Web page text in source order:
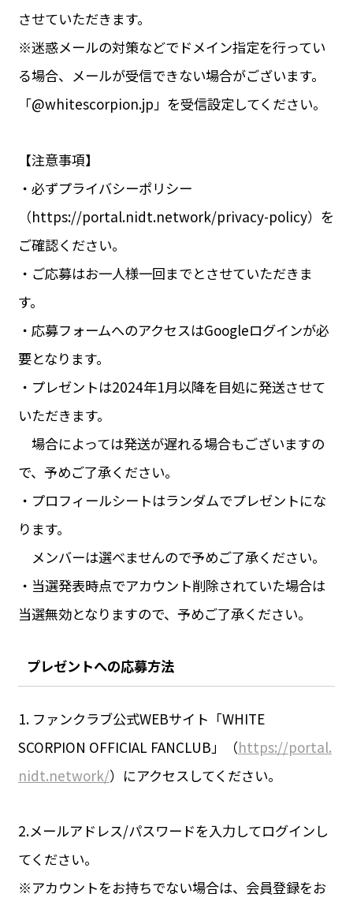
させていただきます。
※迷惑メールの対策などでドメイン指定を行ってい
る場合、メールが受信できない場合がございます。
「@whitescorpion.jp」を受信設定してください。
【注意事項】
・必ずプライバシーポリシー
（https://portal.nidt.network/privacy-policy）を
ご確認ください。
・ご応募はお一人様一回までとさせていただきま
す。
・応募フォームへのアクセスはGoogleログインが必
要となります。
・プレゼントは2024年1月以降を目処に発送させて
いただきます。
場合によっては発送が遅れる場合もございますの
で、予めご了承ください。
・プロフィールシートはランダムでプレゼントにな
ります。
メンバーは選べませんので予めご了承ください。
・当選発表時点でアカウント削除されていた場合は
当選無効となりますので、予めご了承ください。
プレゼントへの応募方法
1. ファンクラブ公式WEBサイト「WHITE
SCORPION OFFICIAL FANCLUB」（https://portal.
nidt.network/）にアクセスしてください。
2.メールアドレス/パスワードを入力してログインし
てください。
※アカウントをお持ちでない場合は、会員登録をお